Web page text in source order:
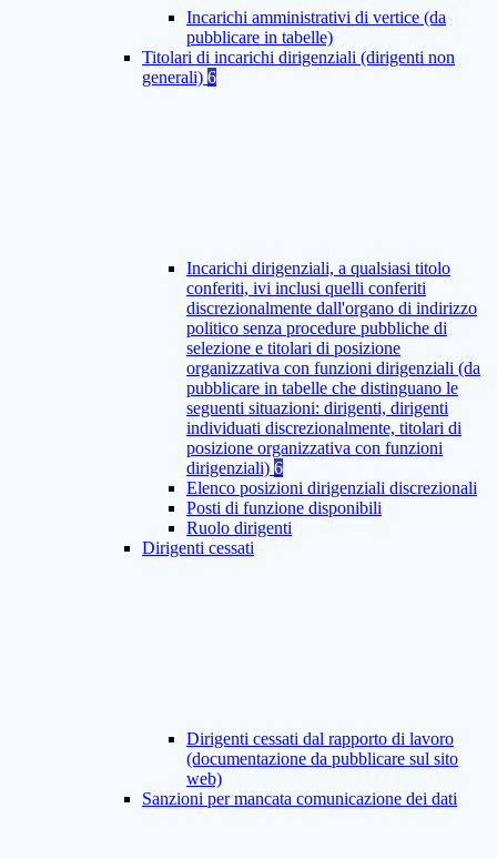
Incarichi amministrativi di vertice (da
pubblicare in tabelle)
Titolari di incarichi dirigenziali (dirigenti non
generali) 6
Incarichi dirigenziali, a qualsiasi titolo
conferiti, ivi inclusi quelli conferiti
discrezionalmente dall'organo di indirizzo
politico senza procedure pubbliche di
selezione e titolari di posizione
organizzativa con funzioni dirigenziali (da
pubblicare in tabelle che distinguano le
seguenti situazioni: dirigenti, dirigenti
individuati discrezionalmente, titolari di
posizione organizzativa con funzioni
dirigenziali) 6
Elenco posizioni dirigenziali discrezionali
Posti di funzione disponibili
Ruolo dirigenti
Dirigenti cessati
Dirigenti cessati dal rapporto di lavoro
(documentazione da pubblicare sul sito
web)
Sanzioni per mancata comunicazione dei dati